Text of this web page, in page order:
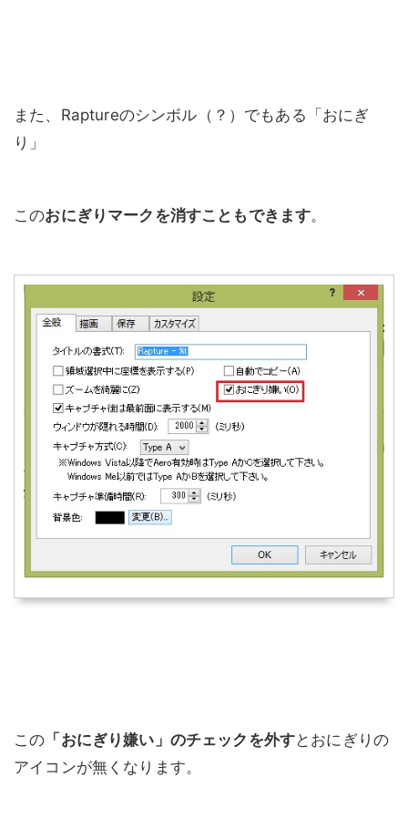
また、Raptureのシンボル（？）でもある「おにぎ
り」
このおにぎりマークを消すこともできます。
この 「おにぎり嫌い」のチェックを外すとおにぎりの
アイコンが無くなります。